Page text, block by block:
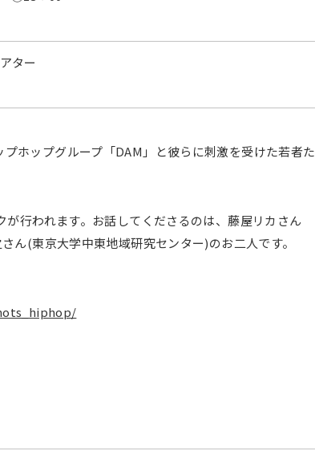
ター
ホップグループ「DAM 」と彼らに刺激を受けた若者た
が行われます。お話してくださるのは、藤屋リカさん
ん(東京大学中東地域研究センター)のお二人です。